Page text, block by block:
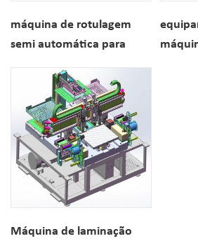
máquina de rotulagem
semi automática para
Máquina de laminação